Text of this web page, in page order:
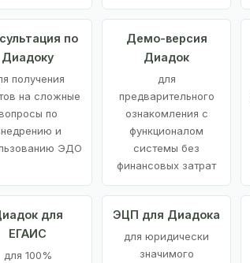
по
Диадоку
получения
на сложные
по
и
ЭДО
Демо-версия
Диадок
для
предварительного
ознакомления с
функционалом
системы без
финансовых затрат
для
ЕГАИС
для 100%
ЭЦП для Диадока
для юридически
значимого